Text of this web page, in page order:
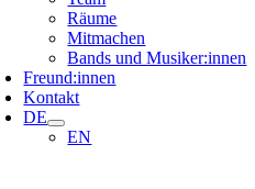
Räume
Mitmachen
Bands und Musiker:innen
Freund:innen
Kontakt
DE
EN